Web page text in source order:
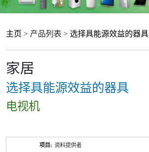
主页 > 产品列表 > 选择具能源效益的器具
家居
选择具能源效益的器具
电视机
资料提供者